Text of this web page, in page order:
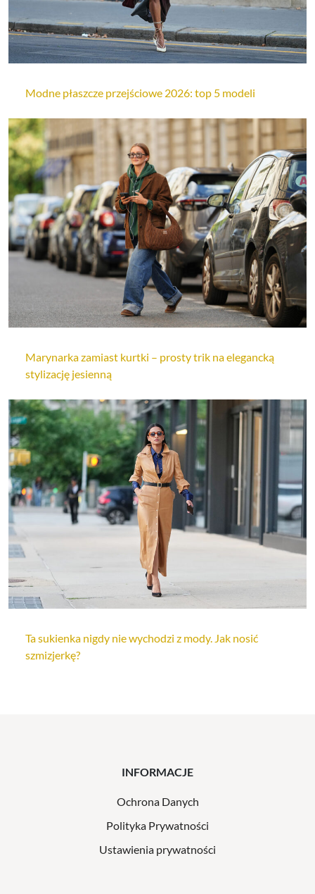
Modne płaszcze przejściowe 2026: top 5 modeli
Marynarka zamiast kurtki – prosty trik na elegancką
stylizację jesienną
Ta sukienka nigdy nie wychodzi z mody. Jak nosić
szmizjerkę?
INFORMACJE
Ochrona Danych
Polityka Prywatności
Ustawienia prywatności